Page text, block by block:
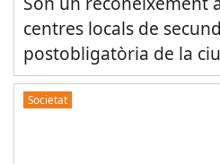
centres locals de
postobligatòria de la
Societat